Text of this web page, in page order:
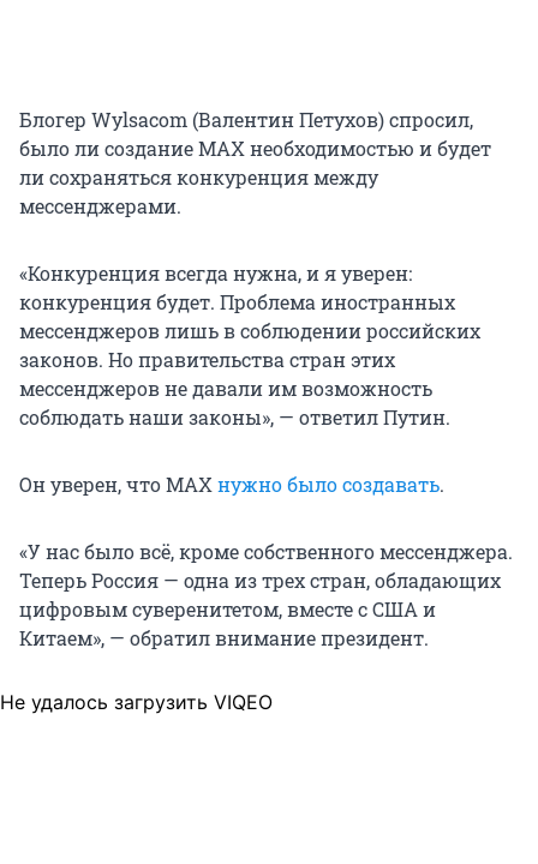
Блогер Wylsacom (Валентин Петухов) спросил,
было ли создание МАХ необходимостью и будет
ли сохраняться конкуренция между
мессенджерами.
«Конкуренция всегда нужна, и я уверен:
конкуренция будет. Проблема иностранных
мессенджеров лишь в соблюдении российских
законов. Но правительства стран этих
мессенджеров не давали им возможность
соблюдать наши законы», — ответил Путин.
Он уверен, что МАХ нужно было создавать.
«У нас было всё, кроме собственного мессенджера.
Теперь Россия — одна из трех стран, обладающих
цифровым суверенитетом, вместе с США и
Китаем», — обратил внимание президент.
Не удалось загрузить VIQEO